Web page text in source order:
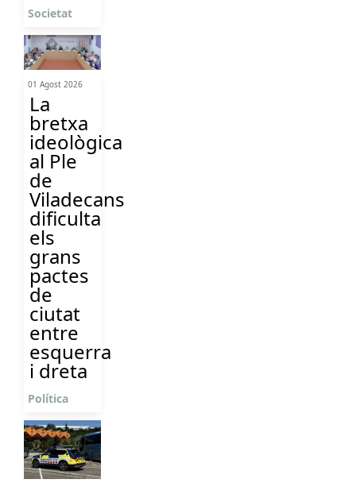
Societat
01 Agost 2026
La
bretxa
ideològica
al Ple
de
Viladecans
dificulta
els
grans
pactes
de
ciutat
entre
esquerra
i dreta
Política